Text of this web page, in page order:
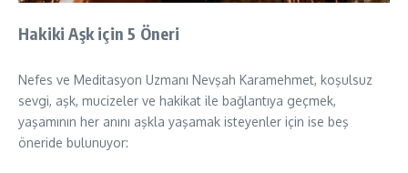
Hakiki Aşk için 5 Öneri
Nefes ve Meditasyon Uzmanı Nevşah Karamehmet, koşulsuz
sevgi, aşk, mucizeler ve hakikat ile bağlantıya geçmek,
yaşamının her anını aşkla yaşamak isteyenler için ise beş
öneride bulunuyor: